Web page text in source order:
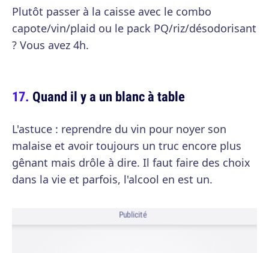
Plutôt passer à la caisse avec le combo
capote/vin/plaid ou le pack PQ/riz/désodorisant
? Vous avez 4h.
Quand il y a un blanc à table
L'astuce : reprendre du vin pour noyer son
malaise et avoir toujours un truc encore plus
gênant mais drôle à dire. Il faut faire des choix
dans la vie et parfois, l'alcool en est un.
Publicité